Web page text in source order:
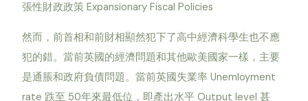
張性財政政策 Expansionary Fiscal Policies
然而，前首相和前財相顯然犯下了高中經濟科學生也不應
犯的錯。當前英國的經濟問題和其他歐美國家一樣，主要
是通脹和政府負債問題。當前英國失業率 Unemloyment
rate 跌至 50年來最低位，即產出水平 Output level 甚